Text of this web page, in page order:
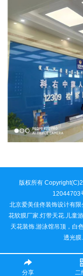
版权所有
12044703
北京爱美佳佟装饰设计有
花软膜厂家.灯带天花.儿童
天花装饰.游泳馆吊顶，白
透光膜
分享 二